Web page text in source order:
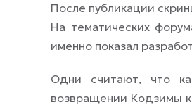
После публикации
На тематических
именно показал
Одни считают, что
возвращении Кодзимы к